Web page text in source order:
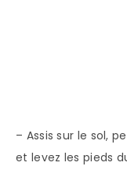
– Assis sur le sol,
et levez les pieds